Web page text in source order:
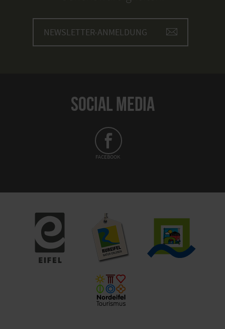
NEWSLETTER-ANMELDUNG
SOCIAL MEDIA
FACEBOOK